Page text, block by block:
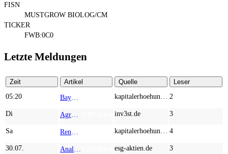
FISN
MUSTGROW BIOLOG/CM
TICKER
FWB:0C0
Letzte Meldungen
Zeit Artikel Quelle
Leser
05:20
Bayer, MustGrow Biologics und Nutrien: Wer den Welthunger besiegt, erobert den Agrarmarkt kapitalerhoehungen.de 2
Di Agrar-Sektor wird heiß: BASF, MustGrow Biologics und Corteva – wo skaliert wird, was Analysten raten inv3st.de 3
Sa Rendite-Turbo mit KI und Smart Farming! Aufwärts geht´s mit BASF, MustGrow, SAP und Nestle kapitalerhoehungen.de 4
30.07. Analysten bullisch! VERVIELFACHUNG möglich! TeamViewer, Atoss Software, MustGrow! esg-aktien.de 3